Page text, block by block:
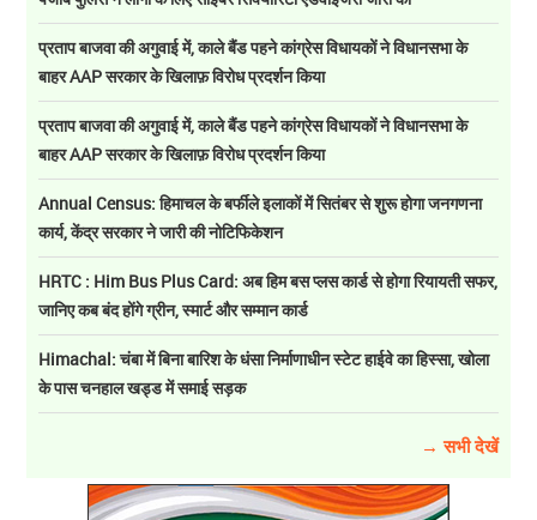
प्रताप बाजवा की अगुवाई में, काले बैंड पहने कांग्रेस विधायकों ने विधानसभा के
बाहर AAP सरकार के खिलाफ़ विरोध प्रदर्शन किया
प्रताप बाजवा की अगुवाई में, काले बैंड पहने कांग्रेस विधायकों ने विधानसभा के
बाहर AAP सरकार के खिलाफ़ विरोध प्रदर्शन किया
Annual Census: हिमाचल के बर्फीले इलाकों में सितंबर से शुरू होगा जनगणना
कार्य, केंद्र सरकार ने जारी की नोटिफिकेशन
HRTC : Him Bus Plus Card: अब हिम बस प्लस कार्ड से होगा रियायती सफर,
जानिए कब बंद होंगे ग्रीन, स्मार्ट और सम्मान कार्ड
Himachal: चंबा में बिना बारिश के धंसा निर्माणाधीन स्टेट हाईवे का हिस्सा, खोला
के पास चनहाल खड्ड में समाई सड़क
→ सभी देखें